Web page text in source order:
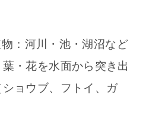
：河川・池・湖沼など
・花を水面から突き出
ョウブ、フトイ、ガ